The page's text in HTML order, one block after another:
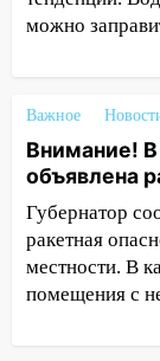
14:23
14:01
более 4,6
судом
13:36 В
13:00 В
можно
Важное
Внимание! В
объявлена
Губернатор
ракетная
местности. В
помещения с